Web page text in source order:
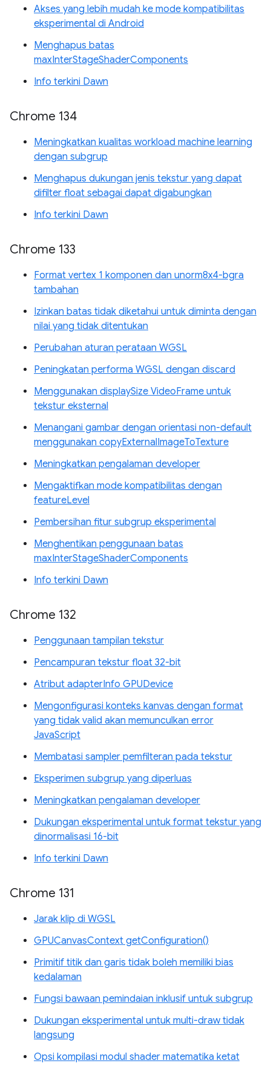
Akses yang lebih mudah ke mode kompatibilitas
eksperimental di Android
Menghapus batas
maxInterStageShaderComponents
Info terkini Dawn
Chrome 134
Meningkatkan kualitas workload machine learning
dengan subgrup
Menghapus dukungan jenis tekstur yang dapat
difilter float sebagai dapat digabungkan
Info terkini Dawn
Chrome 133
Format vertex 1 komponen dan unorm8x4-bgra
tambahan
Izinkan batas tidak diketahui untuk diminta dengan
nilai yang tidak ditentukan
Perubahan aturan perataan WGSL
Peningkatan performa WGSL dengan discard
Menggunakan displaySize VideoFrame untuk
tekstur eksternal
Menangani gambar dengan orientasi non-default
menggunakan copyExternalImageToTexture
Meningkatkan pengalaman developer
Mengaktifkan mode kompatibilitas dengan
featureLevel
Pembersihan fitur subgrup eksperimental
Menghentikan penggunaan batas
maxInterStageShaderComponents
Info terkini Dawn
Chrome 132
Penggunaan tampilan tekstur
Pencampuran tekstur float 32-bit
Atribut adapterInfo GPUDevice
Mengonfigurasi konteks kanvas dengan format
yang tidak valid akan memunculkan error
JavaScript
Membatasi sampler pemfilteran pada tekstur
Eksperimen subgrup yang diperluas
Meningkatkan pengalaman developer
Dukungan eksperimental untuk format tekstur yang
dinormalisasi 16-bit
Info terkini Dawn
Chrome 131
Jarak klip di WGSL
GPUCanvasContext getConfiguration()
Primitif titik dan garis tidak boleh memiliki bias
kedalaman
Fungsi bawaan pemindaian inklusif untuk subgrup
Dukungan eksperimental untuk multi-draw tidak
langsung
Opsi kompilasi modul shader matematika ketat